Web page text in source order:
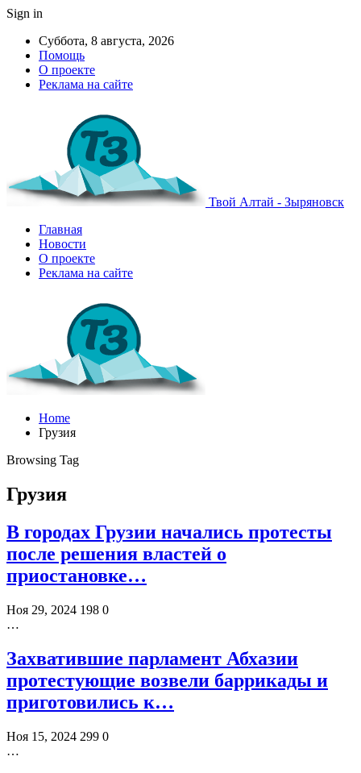
Sign in
Суббота, 8 августа, 2026
Помощь
О проекте
Реклама на сайте
Твой Алтай - Зыряновск
Главная
Новости
О проекте
Реклама на сайте
Home
Грузия
Browsing Tag
Грузия
В городах Грузии начались протесты
после решения властей о
приостановке…
Ноя 29, 2024 198 0
…
Захватившие парламент Абхазии
протестующие возвели баррикады и
приготовились к…
Ноя 15, 2024 299 0
…